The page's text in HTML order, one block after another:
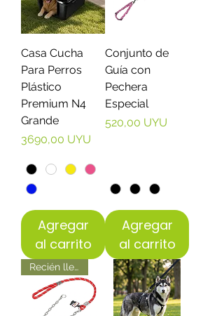
Casa Cucha
Para Perros
Plástico
Premium N4
Grande
Precio
3690,00 UYU
Agregar
al carrito
Conjunto de
Guía con
Pechera
Especial
Precio
520,00 UYU
Agregar
al carrito
Recién llegados